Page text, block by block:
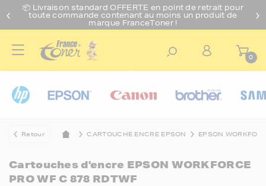
📦 Livraison standard OFFERTE en point de retrait pour
toute commande contenant au moins un produit de
marque FranceToner !
0
Retour CARTOUCHE ENCRE EPSON EPSON
Cartouches d'encre EPSON WORKFORCE
PRO WF C 878 RDTWF